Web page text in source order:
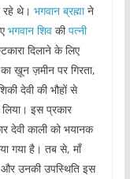
रहे थे। भगवान ब्रह्माने
भगवान शिवकीपत्नी
दिलाने के लिए
ख़ून ज़मीन पर गिरता,
देवी की भौहों से
इस प्रकार
देवी काली को भयानक
गया है। तब से, माँ
उनकी उपस्थिति इस